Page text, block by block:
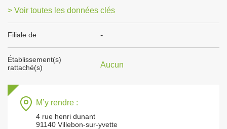
> Voir toutes les données clés
Filiale de -
Établissement(s)
rattaché(s)
Aucun
M’y rendre :
4 rue henri dunant
91140 Villebon-sur-yvette